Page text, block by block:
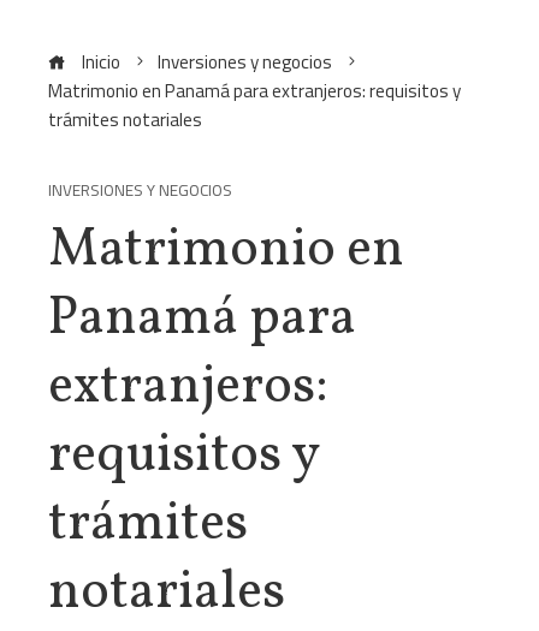
Inicio
Inversiones y negocios
Matrimonio en Panamá para extranjeros: requisitos y
trámites notariales
INVERSIONES Y NEGOCIOS
Matrimonio en
Panamá para
extranjeros:
requisitos y
trámites
notariales